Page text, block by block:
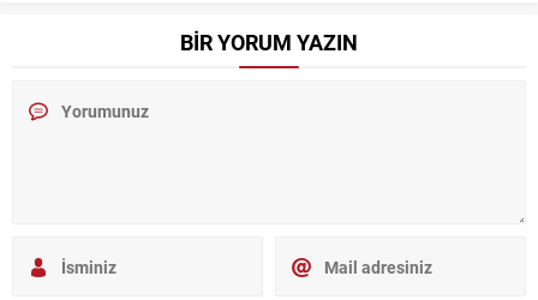
BİR YORUM YAZIN